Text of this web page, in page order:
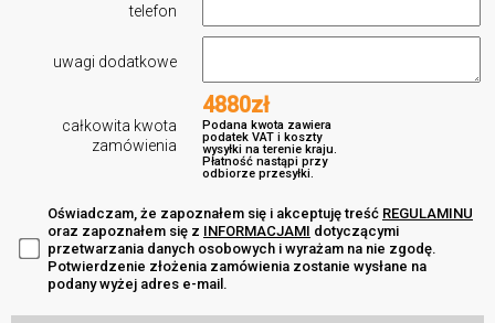
telefon
uwagi dodatkowe
całkowita kwota
zamówienia
4880zł
Podana kwota zawiera
podatek VAT i koszty
wysyłki na terenie kraju.
Płatność nastąpi przy
odbiorze przesyłki.
Oświadczam, że zapoznałem się i akceptuję treść REGULAMINU
oraz zapoznałem się z INFORMACJAMI dotyczącymi
przetwarzania danych osobowych i wyrażam na nie zgodę.
Potwierdzenie złożenia zamówienia zostanie wysłane na
podany wyżej adres e-mail.